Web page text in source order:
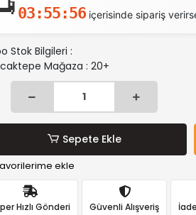
03:55:55 içerisinde sipariş
Stok Bilgileri :
Mağaza : 20+
Sepete Ekle
ekle
Hızlı Gönderi Güvenli Alışveriş